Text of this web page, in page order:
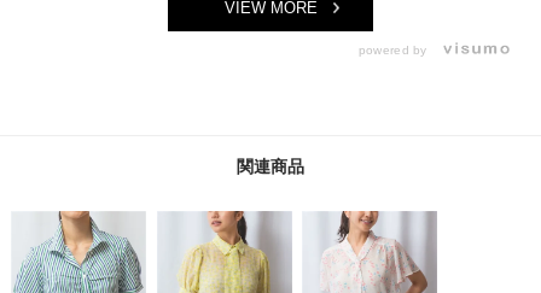
VIEW MORE
powered by
関連商品